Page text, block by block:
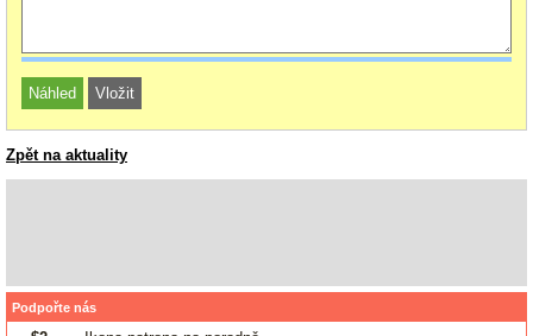
Zpět na aktuality
Podpořte nás